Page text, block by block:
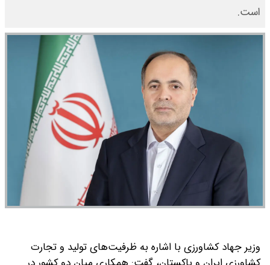
است.‌
وزیر جهاد کشاورزی با اشاره به ظرفیت‌های تولید و تجارت